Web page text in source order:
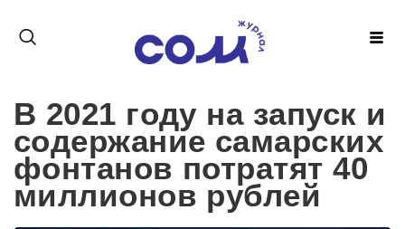
В 2021 году на запуск и
содержание самарских
фонтанов потратят 40
миллионов рублей